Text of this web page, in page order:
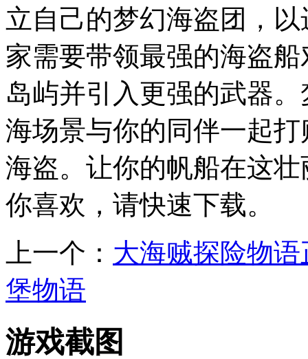
立自己的梦幻海盗团，
家需要带领最强的海盗
岛屿并引入更强的武器
海场景与你的同伴一起
海盗。让你的帆船在这
你喜欢，请快速下载。
上一个： 大海贼探险物
堡物语
游戏截图